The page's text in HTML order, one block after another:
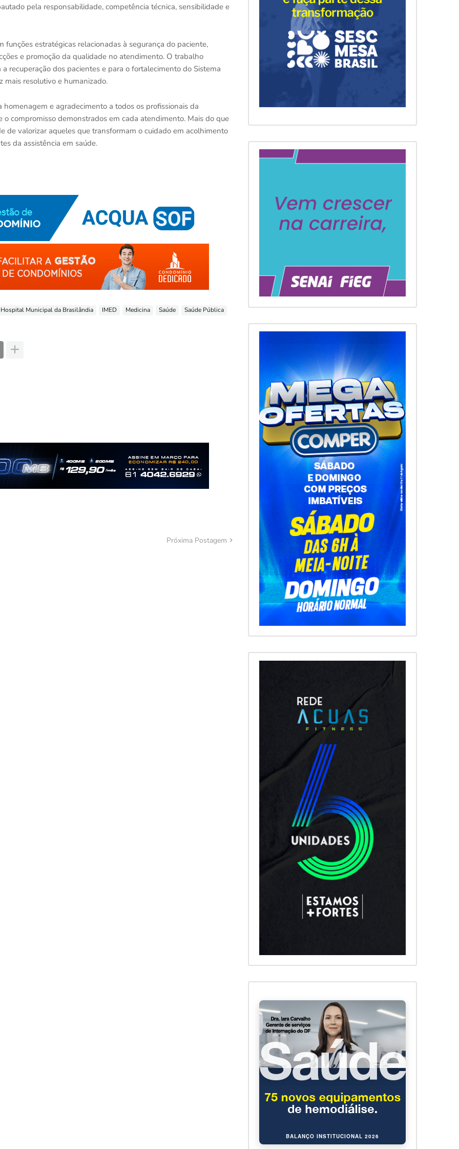
pela responsabilidade, competência técnica, sensibilidade e
estratégicas relacionadas à segurança do paciente,
e promoção da qualidade no atendimento. O trabalho
recuperação dos pacientes e para o fortalecimento do Sistema
mais resolutivo e humanizado.
e agradecimento a todos os profissionais da
compromisso demonstrados em cada atendimento. Mais do que
de valorizar aqueles que transformam o cuidado em acolhimento
da assistência em saúde.
Hospital Municipal da Brasilândia IMED Medicina Saúde Saúde Pública
Próxima Postagem
BALANÇO INSTITUCIONAL 2026